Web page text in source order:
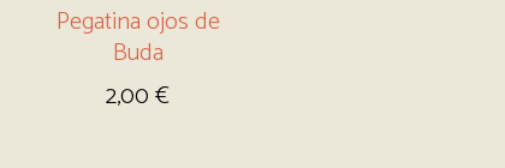
Pegatina ojos de
Buda
2,00€